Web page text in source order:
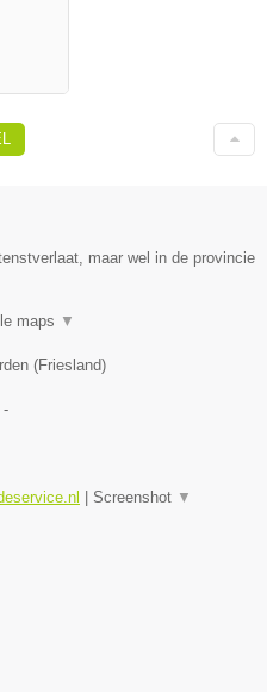
maar wel in de provincie
maps ▼
(Friesland)
-
Screenshot ▼